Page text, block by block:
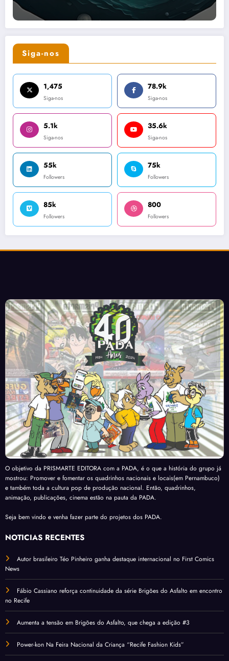
Siga-nos
1,475
Siga-nos
78.9k
Siga-nos
5.1k
Siga-nos
35.6k
Siga-nos
55k
Followers
75k
Followers
85k
Followers
800
Followers
O objetivo da PRISMARTE EDITORA com a PADA, é o que a história do grupo já
mostrou: Promover e fomentar os quadrinhos nacionais e locais(em Pernambuco)
e também toda a cultura pop de produção nacional. Então, quadrinhos,
animação, publicações, cinema estão na pauta da PADA.
Seja bem vindo e venha fazer parte do projetos dos PADA.
NOTÍCIAS RECENTES
Autor brasileiro Téo Pinheiro ganha destaque internacional no First Comics
News
Fábio Cassiano reforça continuidade da série Brigões do Asfalto em encontro
no Recife
Aumenta a tensão em Brigões do Asfalto, que chega a edição #3
Power-kon Na Feira Nacional da Criança “Recife Fashion Kids”